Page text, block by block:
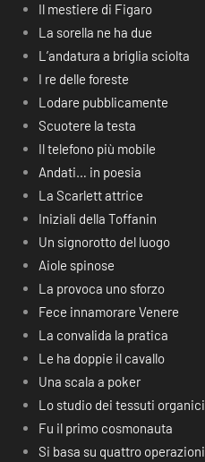
Il mestiere di Figaro
La sorella ne ha due
L’andatura a briglia sciolta
I re delle foreste
Lodare pubblicamente
Scuotere la testa
Il telefono più mobile
Andati… in poesia
La Scarlett attrice
Iniziali della Toffanin
Un signorotto del luogo
Aiole spinose
La provoca uno sforzo
Fece innamorare Venere
La convalida la pratica
Le ha doppie il cavallo
Una scala a poker
Lo studio dei tessuti organici
Fu il primo cosmonauta
Si basa su quattro operazioni